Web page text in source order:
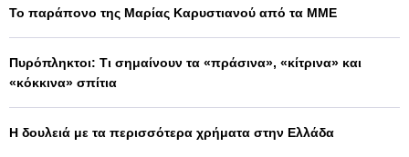
Το παράπονο της Μαρίας Καρυστιανού από τα ΜΜΕ
Πυρόπληκτοι: Τι σημαίνουν τα «πράσινα», «κίτρινα» και
«κόκκινα» σπίτια
Η δουλειά με τα περισσότερα χρήματα στην Ελλάδα